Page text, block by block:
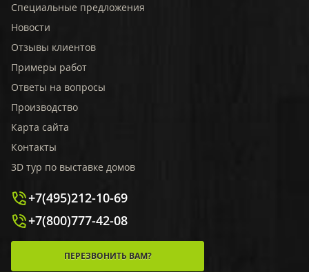
Специальные предложения
Новости
Отзывы клиентов
Примеры работ
Ответы на вопросы
Производство
Карта сайта
Контакты
3D тур по выставке домов
+7(495)212-10-69
+7(800)777-42-08
ПЕРЕЗВОНИТЬ ВАМ?